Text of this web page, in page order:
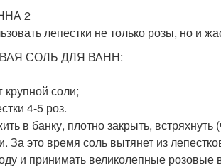
2
лепестки не только розы, но и
СОЛЬ ДЛЯ ВАНН:
крупной соли;
4-5 роз.
в банку, плотно закрыть,
За это время соль вытянет из
и принимать великолепные розовые